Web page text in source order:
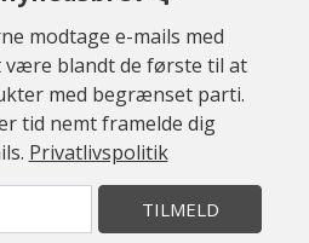
modtage e-mails med
være blandt de første til at
med begrænset parti.
tid nemt framelde dig
Privatlivspolitik
TILMELD